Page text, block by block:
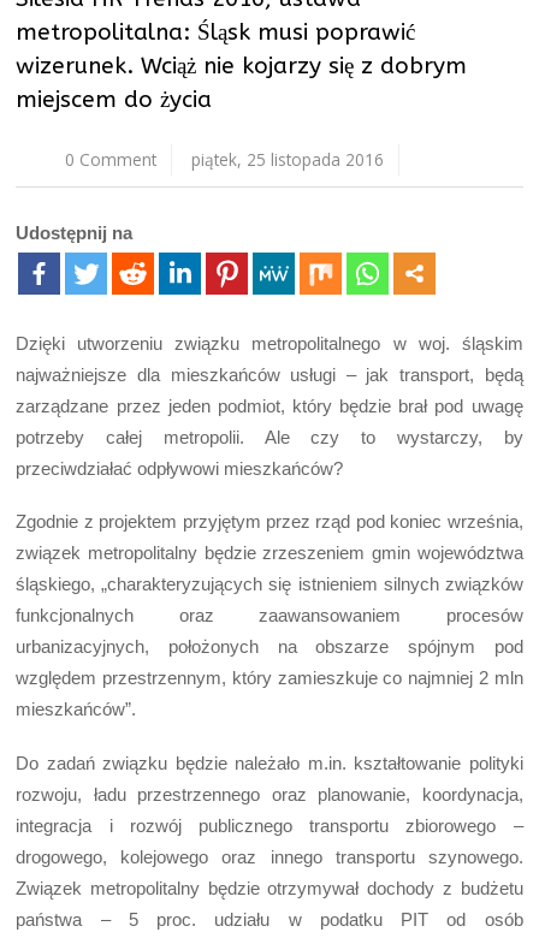
metropolitalna: Śląsk musi poprawić
wizerunek. Wciąż nie kojarzy się z dobrym
miejscem do życia
0 Comment piątek, 25 listopada 2016
Udostępnij na
Dzięki utworzeniu związku metropolitalnego w woj. śląskim
najważniejsze dla mieszkańców usługi – jak transport, będą
zarządzane przez jeden podmiot, który będzie brał pod uwagę
potrzeby całej metropolii. Ale czy to wystarczy, by
przeciwdziałać odpływowi mieszkańców?
Zgodnie z projektem przyjętym przez rząd pod koniec września,
związek metropolitalny będzie zrzeszeniem gmin województwa
śląskiego, „charakteryzujących się istnieniem silnych związków
funkcjonalnych oraz zaawansowaniem procesów
urbanizacyjnych, położonych na obszarze spójnym pod
względem przestrzennym, który zamieszkuje co najmniej 2 mln
mieszkańców”.
Do zadań związku będzie należało m.in. kształtowanie polityki
rozwoju, ładu przestrzennego oraz planowanie, koordynacja,
integracja i rozwój publicznego transportu zbiorowego –
drogowego, kolejowego oraz innego transportu szynowego.
Związek metropolitalny będzie otrzymywał dochody z budżetu
państwa – 5 proc. udziału w podatku PIT od osób